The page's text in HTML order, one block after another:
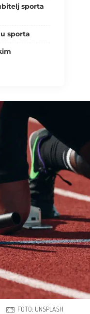
sporta
sporta
FOTO: UNSPLASH